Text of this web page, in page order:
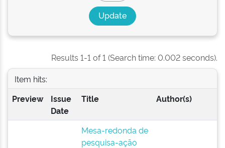
Results 1-1 of 1 (Search time: 0.002 seconds).
Item hits:
Preview
Issue
Date
Title Author(s)
Mesa-redonda de
pesquisa-ação